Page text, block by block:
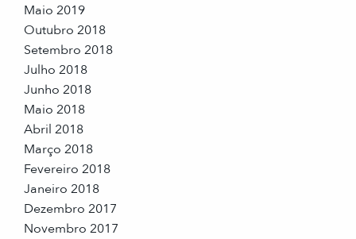
Maio 2019
Outubro 2018
Setembro 2018
Julho 2018
Junho 2018
Maio 2018
Abril 2018
Março 2018
Fevereiro 2018
Janeiro 2018
Dezembro 2017
Novembro 2017